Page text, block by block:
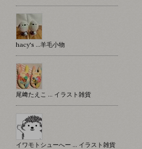
hacy's …羊毛小物
尾﨑たえこ … イラスト雑貨
イワモトシューへー … イラスト雑貨